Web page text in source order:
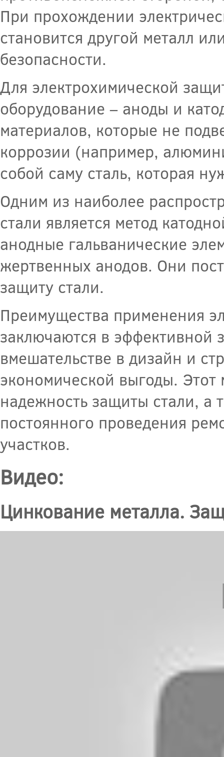
При прохождении
становится другой металл
безопасности.
Для электрохимической
оборудование – аноды и
материалов, которые не
коррозии (например,
собой саму сталь, которая
Одним из наиболее
стали является метод
анодные гальванические
жертвенных анодов. Они
защиту стали.
Преимущества применения
заключаются в эффективной
вмешательстве в дизайн и
экономической выгоды. Этот
надежность защиты стали, а
постоянного проведения
участков.
Видео:
Цинкование металла.